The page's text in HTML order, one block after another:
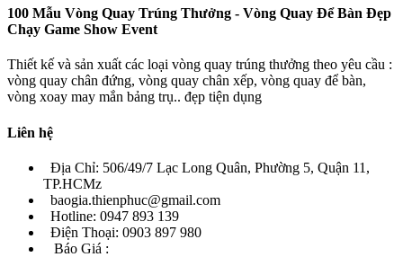
100 Mẫu Vòng Quay Trúng Thưởng - Vòng Quay Để Bàn Đẹp
Chạy Game Show Event
Thiết kế và sản xuất các loại vòng quay trúng thưởng theo yêu cầu :
vòng quay chân đứng, vòng quay chân xếp, vòng quay để bàn,
vòng xoay may mắn bảng trụ.. đẹp tiện dụng
Liên hệ
Địa Chỉ: 506/49/7 Lạc Long Quân, Phường 5, Quận 11,
TP.HCMz
baogia.thienphuc@gmail.com
Hotline: 0947 893 139
Điện Thoại: 0903 897 980
Báo Giá :